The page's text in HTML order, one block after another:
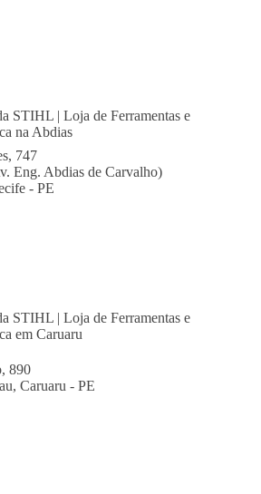
STIHL | Loja de Ferramentas e
na Abdias
747
Eng. Abdias de Carvalho)
- PE
STIHL | Loja de Ferramentas e
em Caruaru
890
Caruaru - PE